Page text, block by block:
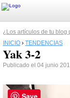
¿Los artículos de tu blog
INICIO › TENDENCIAS
Yak 3-2
Publicado el 04 junio
Save